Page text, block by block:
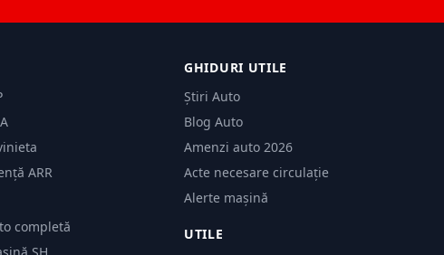
ARR
completă
GHIDURI UTILE
Știri Auto
Blog Auto
Amenzi auto 2026
Acte necesare circulație
Alerte mașină
UTILE